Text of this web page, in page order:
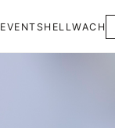
EVENTSHELLWACH